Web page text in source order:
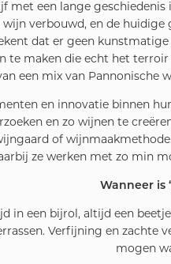
met een lange
verbouwd, en de
dat er geen
maken die echt het
een mix van Pannonische
en innovatie binnen
en zo wijnen te
of
ze werken met zo min
Wanneer is
in een bijrol, altijd een
Verfijning en
mogen